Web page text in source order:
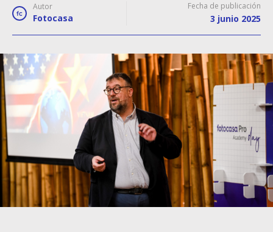
Autor
Fotocasa
Fecha de publicación
3 junio 2025